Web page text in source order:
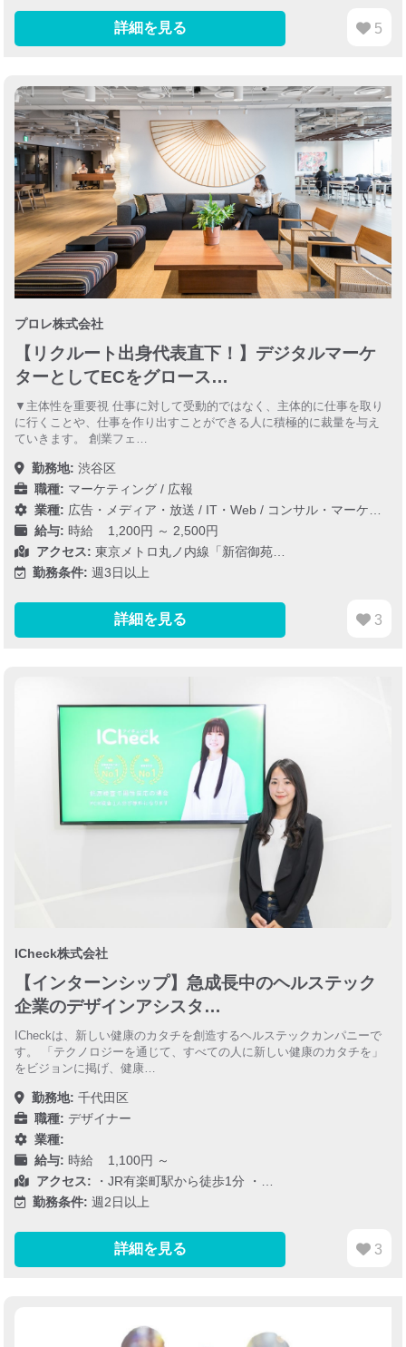
詳細を見る 5
プロレ株式会社
【リクルート出身代表直下！】デジタルマーケ
ターとしてECをグロース…
▼主体性を重要視 仕事に対して受動的ではなく、主体的に仕事を取り
に行くことや、仕事を作り出すことができる人に積極的に裁量を与え
ていきます。 創業フェ…
勤務地: 渋谷区
職種: マーケティング / 広報
業種: 広告・メディア・放送 / IT・Web / コンサル・マーケティング
給与: 時給 1,200円 ～ 2,500円
アクセス: 東京メトロ丸ノ内線「新宿御苑…
勤務条件: 週3日以上
詳細を見る 3
ICheck株式会社
【インターンシップ】急成長中のヘルステック
企業のデザインアシスタ…
ICheckは、新しい健康のカタチを創造するヘルステックカンパニーで
す。 「テクノロジーを通じて、すべての人に新しい健康のカタチを」
をビジョンに掲げ、健康…
勤務地: 千代田区
職種: デザイナー
業種:
給与: 時給 1,100円 ～
アクセス:
・JR有楽町駅から徒歩1分 ・…
勤務条件: 週2日以上
詳細を見る 3